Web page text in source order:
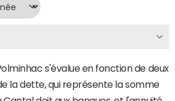
s'évalue en fonction de deux
la dette, qui représente la somme